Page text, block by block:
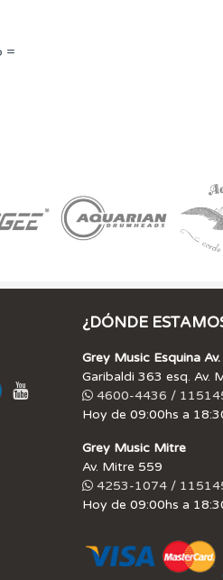
=
¿DÓNDE
Grey Music Esquina
Garibaldi 363 esq. Av.
4600-4436 /
Hoy de 09:00hs a
Grey Music Mitre
Av. Mitre 559
4253-1074 /
Hoy de 09:00hs a